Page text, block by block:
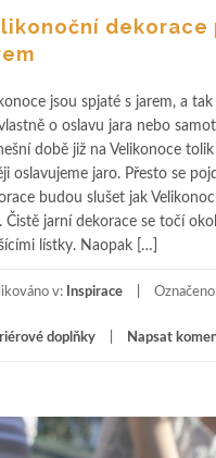
dekorace
jsou spjaté s jarem, a
o oslavu jara nebo
době již na Velikonoce
oslavujeme jaro. Přesto se
budou slušet jak
Čistě jarní dekorace se točí
lístky. Naopak […]
v: Inspirace
doplňky Napsat